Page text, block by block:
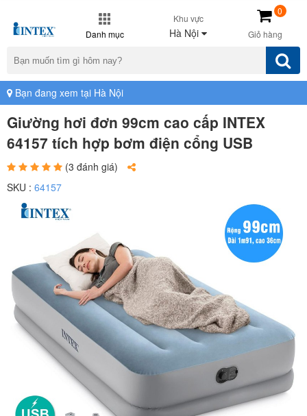
Danh mục
Khu vực
Hà Nội Giỏ hàng
0
Bạn đang xem tại Hà Nội
Giường hơi đơn 99cm cao cấp INTEX
64157 tích hợp bơm điện cổng USB
(3 đánh giá)
SKU : 64157